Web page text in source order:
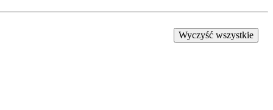
Wyczyść wszystkie